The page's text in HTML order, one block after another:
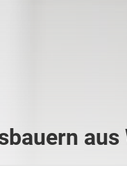
aus